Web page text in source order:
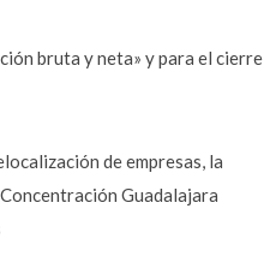
bruta y neta» y para el cierre
de empresas, la
Guadalajara